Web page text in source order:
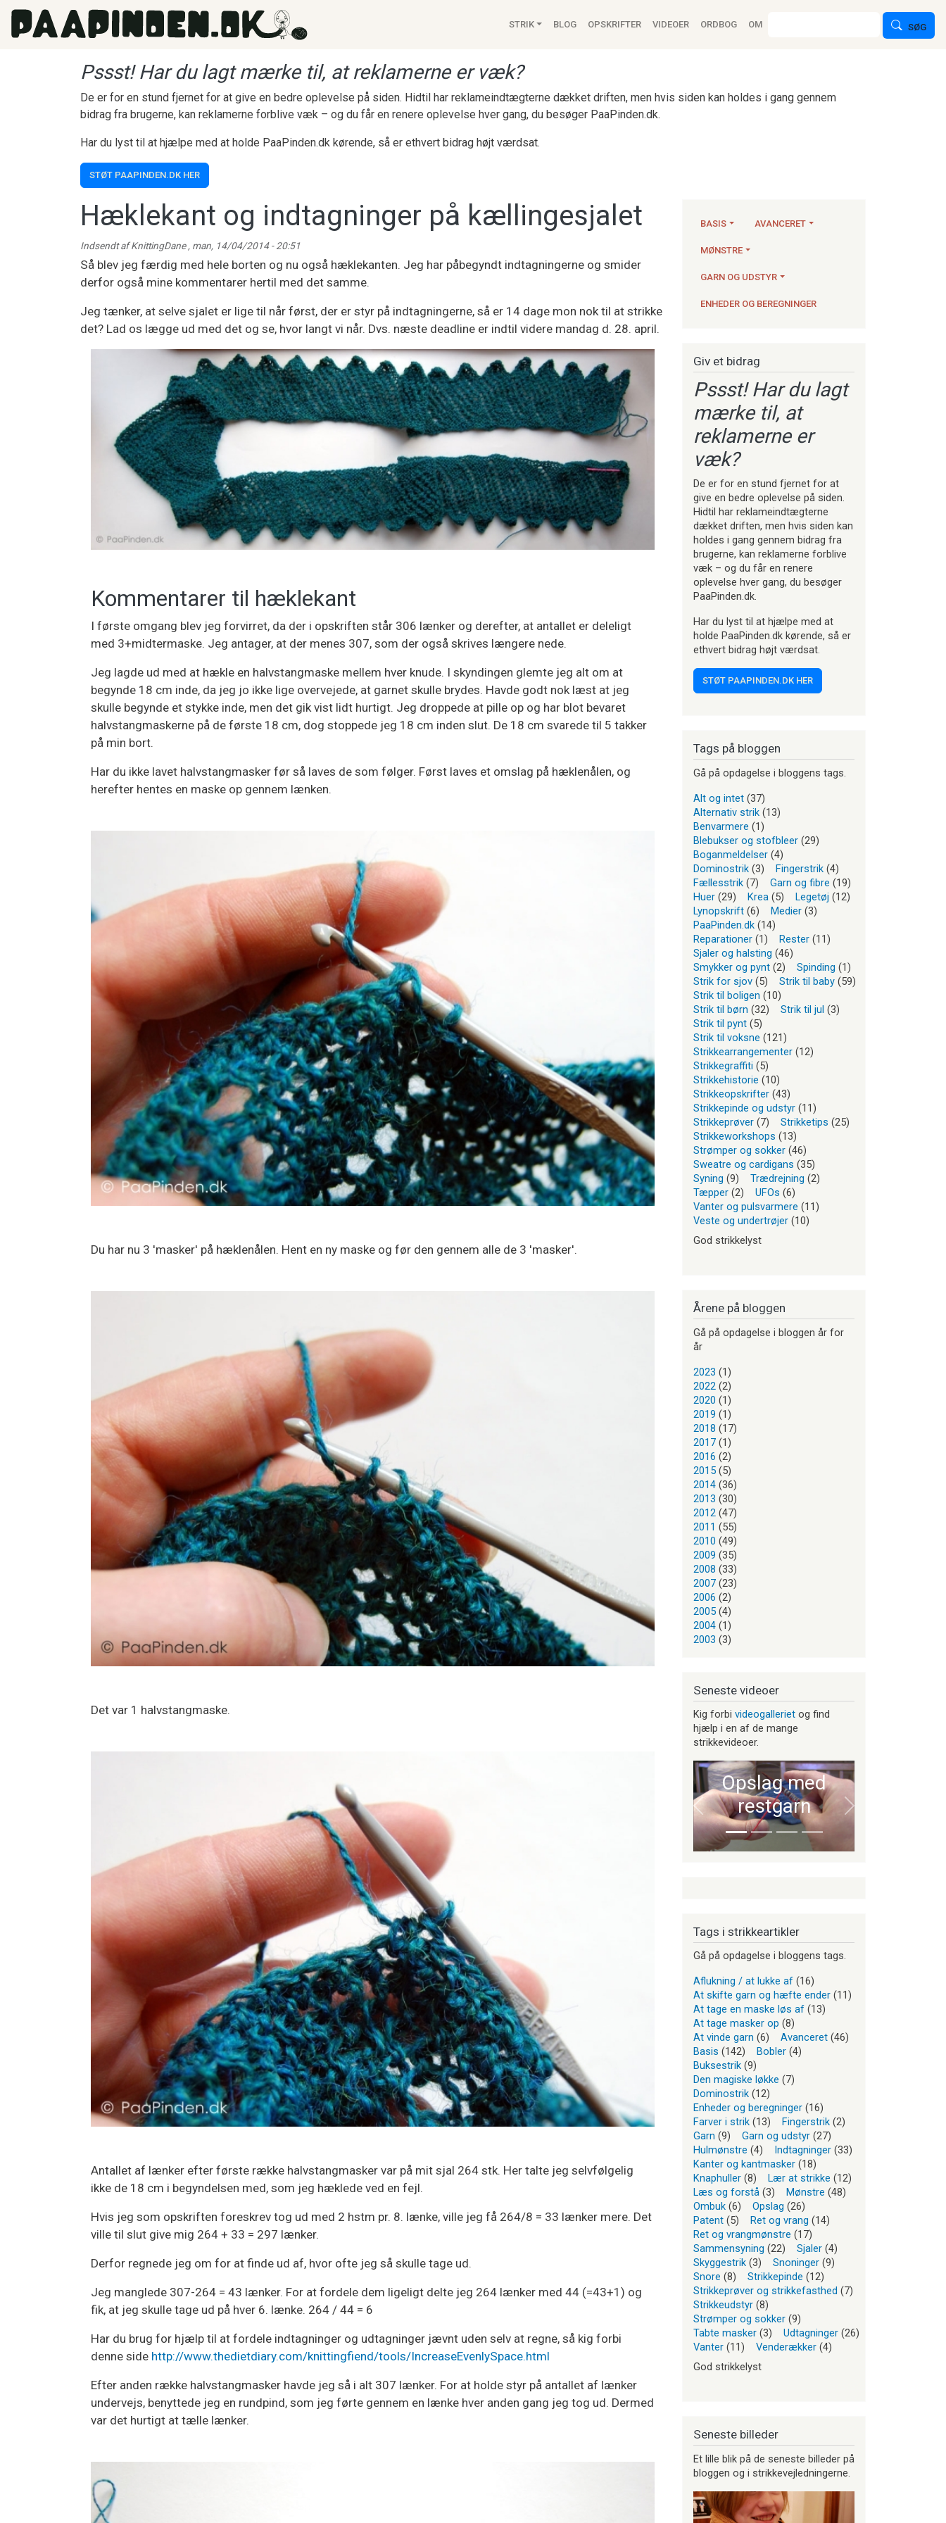
Gå til hovedindhold
Main navigation
STRIK BLOG OPSKRIFTER VIDEOER ORDBOG OM SØG
Pssst! Har du lagt mærke til, at reklamerne er væk?
De er for en stund fjernet for at give en bedre oplevelse på siden. Hidtil har reklameindtægterne dækket driften, men hvis siden kan holdes i gang gennem
bidrag fra brugerne, kan reklamerne forblive væk – og du får en renere oplevelse hver gang, du besøger PaaPinden.dk.
Har du lyst til at hjælpe med at holde PaaPinden.dk kørende, så er ethvert bidrag højt værdsat.
STØT PAAPINDEN.DK HER
Hæklekant og indtagninger på kællingesjalet
Indsendt afKnittingDane , man, 14/04/2014 - 20:51
Så blev jeg færdig med hele borten og nu også hæklekanten. Jeg har påbegyndt indtagningerne og smider
derfor også mine kommentarer hertil med det samme.
Jeg tænker, at selve sjalet er lige til når først, der er styr på indtagningerne, så er 14 dage mon nok til at strikke
det? Lad os lægge ud med det og se, hvor langt vi når. Dvs. næste deadline er indtil videre mandag d. 28. april.
Kommentarer til hæklekant
I første omgang blev jeg forvirret, da der i opskriften står 306 lænker og derefter, at antallet er deleligt
med 3+midtermaske. Jeg antager, at der menes 307, som der også skrives længere nede.
Jeg lagde ud med at hækle en halvstangmaske mellem hver knude. I skyndingen glemte jeg alt om at
begynde 18 cm inde, da jeg jo ikke lige overvejede, at garnet skulle brydes. Havde godt nok læst at jeg
skulle begynde et stykke inde, men det gik vist lidt hurtigt. Jeg droppede at pille op og har blot bevaret
halvstangmaskerne på de første 18 cm, dog stoppede jeg 18 cm inden slut. De 18 cm svarede til 5 takker
på min bort.
Har du ikke lavet halvstangmasker før så laves de som følger. Først laves et omslag på hæklenålen, og
herefter hentes en maske op gennem lænken.
Du har nu 3 'masker' på hæklenålen. Hent en ny maske og før den gennem alle de 3 'masker'.
Det var 1 halvstangmaske.
Antallet af lænker efter første række halvstangmasker var på mit sjal 264 stk. Her talte jeg selvfølgelig
ikke de 18 cm i begyndelsen med, som jeg hæklede ved en fejl.
Hvis jeg som opskriften foreskrev tog ud med 2 hstm pr. 8. lænke, ville jeg få 264/8 = 33 lænker mere. Det
ville til slut give mig 264 + 33 = 297 lænker.
Derfor regnede jeg om for at finde ud af, hvor ofte jeg så skulle tage ud.
Jeg manglede 307-264 = 43 lænker. For at fordele dem ligeligt delte jeg 264 lænker med 44 (=43+1) og
fik, at jeg skulle tage ud på hver 6. lænke. 264 / 44 = 6
Har du brug for hjælp til at fordele indtagninger og udtagninger jævnt uden selv at regne, så kig forbi
denne side http://www.thedietdiary.com/knittingfiend/tools/IncreaseEvenlySpace.html
Efter anden række halvstangmasker havde jeg så i alt 307 lænker. For at holde styr på antallet af lænker
undervejs, benyttede jeg en rundpind, som jeg førte gennem en lænke hver anden gang jeg tog ud. Dermed
var det hurtigt at tælle lænker.
BASIS AVANCERET
MØNSTRE
GARN OG UDSTYR
ENHEDER OG BEREGNINGER
Giv et bidrag
Pssst! Har du lagt
mærke til, at
reklamerne er
væk?
De er for en stund fjernet for at
give en bedre oplevelse på siden.
Hidtil har reklameindtægterne
dækket driften, men hvis siden kan
holdes i gang gennem bidrag fra
brugerne, kan reklamerne forblive
væk – og du får en renere
oplevelse hver gang, du besøger
PaaPinden.dk.
Har du lyst til at hjælpe med at
holde PaaPinden.dk kørende, så er
ethvert bidrag højt værdsat.
STØT PAAPINDEN.DK HER
Tags på bloggen
Gå på opdagelse i bloggens tags.
Alt og intet (37)
Alternativ strik (13)
Benvarmere (1)
Blebukser og stofbleer (29)
Boganmeldelser (4)
Dominostrik (3) Fingerstrik (4)
Fællesstrik (7) Garn og fibre (19)
Huer (29) Krea (5) Legetøj (12)
Lynopskrift (6) Medier (3)
PaaPinden.dk (14)
Reparationer (1) Rester (11)
Sjaler og halsting (46)
Smykker og pynt (2) Spinding (1)
Strik for sjov (5) Strik til baby (59)
Strik til boligen (10)
Strik til børn (32) Strik til jul (3)
Strik til pynt (5)
Strik til voksne (121)
Strikkearrangementer (12)
Strikkegraffiti (5)
Strikkehistorie (10)
Strikkeopskrifter (43)
Strikkepinde og udstyr (11)
Strikkeprøver (7) Strikketips (25)
Strikkeworkshops (13)
Strømper og sokker (46)
Sweatre og cardigans (35)
Syning (9) Trædrejning (2)
Tæpper (2) UFOs (6)
Vanter og pulsvarmere (11)
Veste og undertrøjer (10)
God strikkelyst
Årene på bloggen
Gå på opdagelse i bloggen år for
år
2023 (1)
2022 (2)
2020 (1)
2019 (1)
2018 (17)
2017 (1)
2016 (2)
2015 (5)
2014 (36)
2013 (30)
2012 (47)
2011 (55)
2010 (49)
2009 (35)
2008 (33)
2007 (23)
2006 (2)
2005 (4)
2004 (1)
2003 (3)
Seneste videoer
Kig forbi videogalleriet og find
hjælp i en af de mange
strikkevideoer.
Opslag med
restgarn
Forrige Næste
Tags i strikkeartikler
Gå på opdagelse i bloggens tags.
Aflukning / at lukke af (16)
At skifte garn og hæfte ender (11)
At tage en maske løs af (13)
At tage masker op (8)
At vinde garn (6) Avanceret (46)
Basis (142) Bobler (4)
Buksestrik (9)
Den magiske løkke (7)
Dominostrik (12)
Enheder og beregninger (16)
Farver i strik (13) Fingerstrik (2)
Garn (9) Garn og udstyr (27)
Hulmønstre (4) Indtagninger (33)
Kanter og kantmasker (18)
Knaphuller (8) Lær at strikke (12)
Læs og forstå (3) Mønstre (48)
Ombuk (6) Opslag (26)
Patent (5) Ret og vrang (14)
Ret og vrangmønstre (17)
Sammensyning (22) Sjaler (4)
Skyggestrik (3) Snoninger (9)
Snore (8) Strikkepinde (12)
Strikkeprøver og strikkefasthed (7)
Strikkeudstyr (8)
Strømper og sokker (9)
Tabte masker (3) Udtagninger (26)
Vanter (11) Venderækker (4)
God strikkelyst
Seneste billeder
Et lille blik på de seneste billeder på
bloggen og i strikkevejledningerne.